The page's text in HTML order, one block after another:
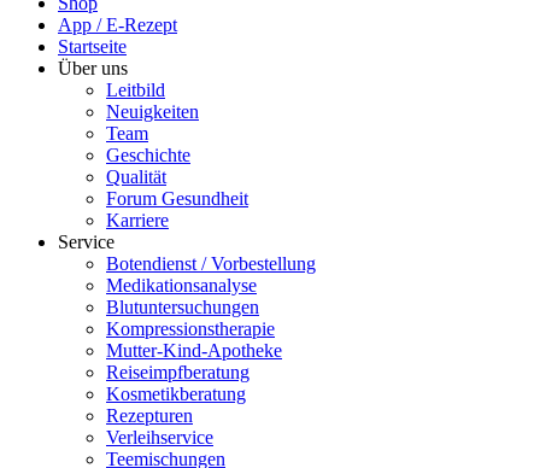
App / E-Rezept
Startseite
Über uns
Leitbild
Neuigkeiten
Team
Geschichte
Qualität
Forum Gesundheit
Karriere
Service
Botendienst / Vorbestellung
Medikationsanalyse
Blutuntersuchungen
Kompressionstherapie
Mutter-Kind-Apotheke
Reiseimpfberatung
Kosmetikberatung
Rezepturen
Verleihservice
Teemischungen